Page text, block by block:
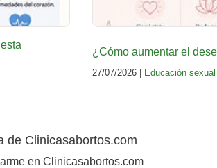
¿Cómo aumentar el
27/07/2026 | Educación sexual
de Clinicasabortos.com
en Clinicasabortos.com